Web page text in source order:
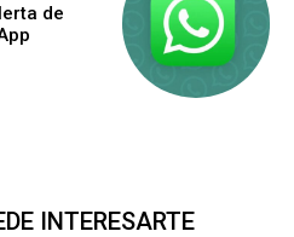
de
INTERESARTE